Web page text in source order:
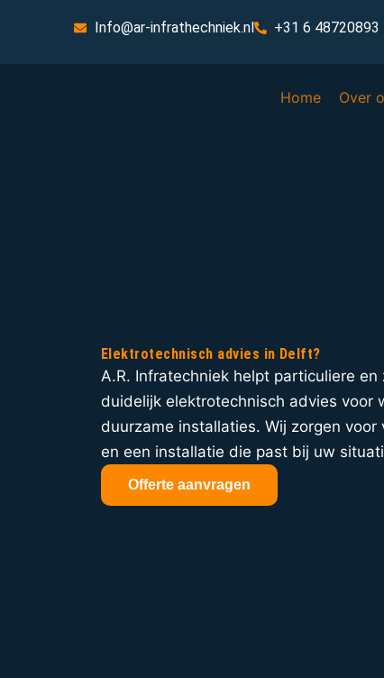
Info@ar-infrathechniek.nl +31 6 48720893
Home Over
Elektrotechnisch advies in Delft?
A.R. Infratechniek helpt particuliere
duidelijk elektrotechnisch advies voor
duurzame installaties. Wij zorgen
en een installatie die past bij uw
Offerte aanvragen